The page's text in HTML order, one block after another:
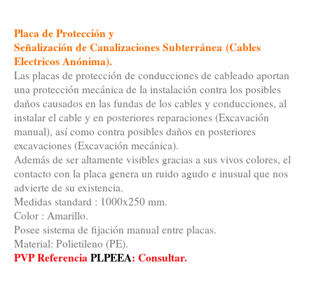
Placa de Protección y
Señalización de Canalizaciones Subterránea (Cables
Electricos Anónima).
Las placas de protección de conducciones de cableado aportan
una protección mecánica de la instalación contra los posibles
daños causados en las fundas de los cables y conducciones, al
instalar el cable y en posteriores reparaciones (Excavación
manual), así como contra posibles daños en posteriores
excavaciones (Excavación mecánica).
Además de ser altamente visibles gracias a sus vivos colores, el
contacto con la placa genera un ruido agudo e inusual que nos
advierte de su existencia.
Medidas standard : 1000x250 mm.
Color : Amarillo.
Posee sistema de fijación manual entre placas.
Material: Polietileno (PE).
PVP ReferenciaPLPEEA: Consultar.